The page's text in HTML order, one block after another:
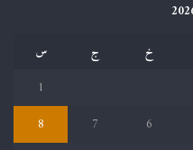
خ ج
س
1
6
7
8